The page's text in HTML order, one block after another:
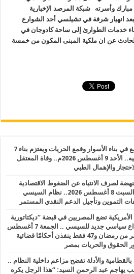
وأسرته شبكة المرصد الإخبارية
انهيار شرفة في تشيلسي أحد الشوارع
خدمات الطوارئ إلى ساحة كادوجان في
10:00 وكشف الحادث عن ان ملكية المبنى المكون من خمسة
السيسي يواصل الاستثمار بالتوسع في بناء الأسوار وقمع الحريات ويعتزم بناء 7
سجون جديدة بتكلفة 3.6 مليار جنيه.. الأحد 9 أغسطس 2026م.. وفاة المعتقل
والإهمال الطبي
لصرف الانتباه عن الضغوط الاقتصادية
والسياسية والتحديات الداخلية .. السبت 8 أغسطس 2026.. نظام السيسي
التموين وتأجيل الدعم النقدي المستمر
تضع المصريين في قبضة “ديكتاتورية
عسكرية” عبد الرحمن السيد صداع سياسي جديد للسيسي .. الجمعة 7 أغسطس
2026.. 1090 معتقلة بسجن العاشر من رمضان و47 فقط ينفذن أحكامًا قضائية
الحقوق والحريات بمصر
بالقطامية والأدلة تفضح مزاعم داخلية النظام ..
أغسطس 2026.. ترامب يهاجم عبد الرحمن السيد: “هذا الرجل يكره